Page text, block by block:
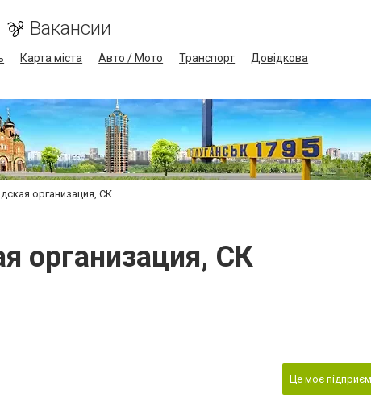
Вакансии
Карта міста Авто / Мото Транспорт
Довідкова
организация, СК
организация, СК
Це моє